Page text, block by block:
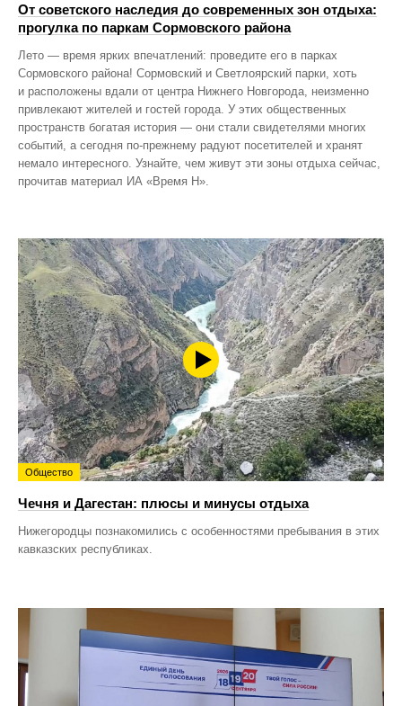
От советского наследия до современных зон отдыха:
прогулка по паркам Сормовского района
Лето — время ярких впечатлений: проведите его в парках
Сормовского района! Сормовский и Светлоярский парки, хоть
и расположены вдали от центра Нижнего Новгорода, неизменно
привлекают жителей и гостей города. У этих общественных
пространств богатая история — они стали свидетелями многих
событий, а сегодня по‑прежнему радуют посетителей и хранят
немало интересного. Узнайте, чем живут эти зоны отдыха сейчас,
прочитав материал ИА «Время Н».
Общество
Чечня и Дагестан: плюсы и минусы отдыха
Нижегородцы познакомились с особенностями пребывания в этих
кавказских республиках.